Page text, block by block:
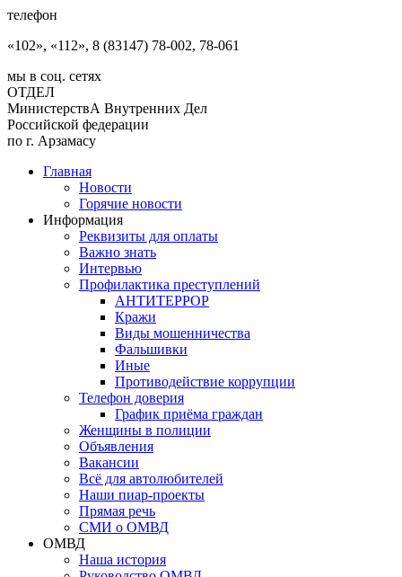
телефон
«102», «112», 8 (83147) 78-002, 78-061
мы в соц. сетях
ОТДЕЛ
МинистерствА Внутренних Дел
Российской федерации
по г. Арзамасу
Главная
Новости
Горячие новости
Информация
Реквизиты для оплаты
Важно знать
Интервью
Профилактика преступлений
АНТИТЕРРОР
Кражи
Виды мошенничества
Фальшивки
Иные
Противодействие коррупции
Телефон доверия
График приёма граждан
Женщины в полиции
Объявления
Вакансии
Всё для автолюбителей
Наши пиар-проекты
Прямая речь
СМИ о ОМВД
ОМВД
Наша история